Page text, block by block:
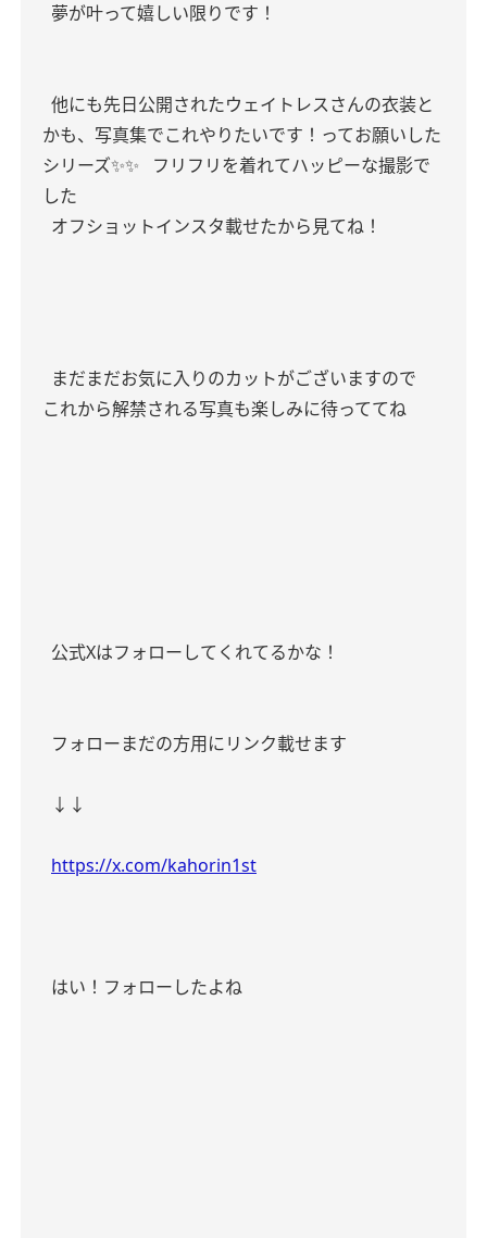
夢が叶って嬉しい限りです！
他にも先日公開されたウェイトレスさんの衣装と
かも、写真集でこれやりたいです！ってお願いした
シリーズ✨✨
フリフリを着れてハッピーな撮影で
した
オフショットインスタ載せたから見てね！
まだまだお気に入りのカットがございますので
これから解禁される写真も楽しみに待っててね
公式Xはフォローしてくれてるかな！
フォローまだの方用にリンク載せます
↓↓
https://x.com/kahorin1st
はい！フォローしたよね